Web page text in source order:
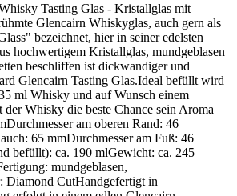
Tasting Glas - Kristallglas mit
Glencairn Whiskyglas, auch gern als
bezeichnet, hier in seiner edelsten
hochwertigem Kristallglas, mundgeblasen
beschliffen ist dickwandiger und
Glencairn Tasting Glas.Ideal befüllt wird
ml Whisky und auf Wunsch einem
der Whisky die beste Chance sein Aroma
am oberen Rand: 46
65 mmDurchmesser am Fuß: 46
befüllt): ca. 190 mlGewicht: ca. 245
mundgeblasen,
Diamond CutHandgefertigt in